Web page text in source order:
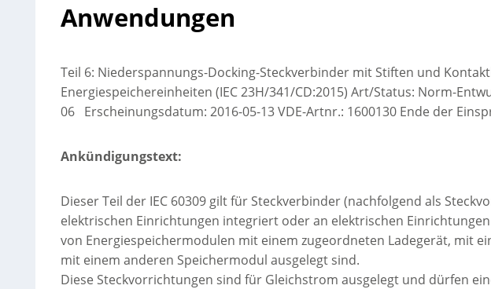
Anwendungen
Teil 6: Niederspannungs-Docking-Steckverbinder mit Stiften und
Energiespeichereinheiten (IEC 23H/341/CD:2015) Art/Status: Norm-
06 Erscheinungsdatum: 2016-05-13 VDE-Artnr.: 1600130 Ende der
Ankündigungstext:
Dieser Teil der IEC 60309 gilt für Steckverbinder (nachfolgend als
elektrischen Einrichtungen integriert oder an elektrischen
von Energiespeichermodulen mit einem zugeordneten Ladegerät, mit
mit einem anderen Speichermodul ausgelegt sind.
Diese Steckvorrichtungen sind für Gleichstrom ausgelegt und dürfen